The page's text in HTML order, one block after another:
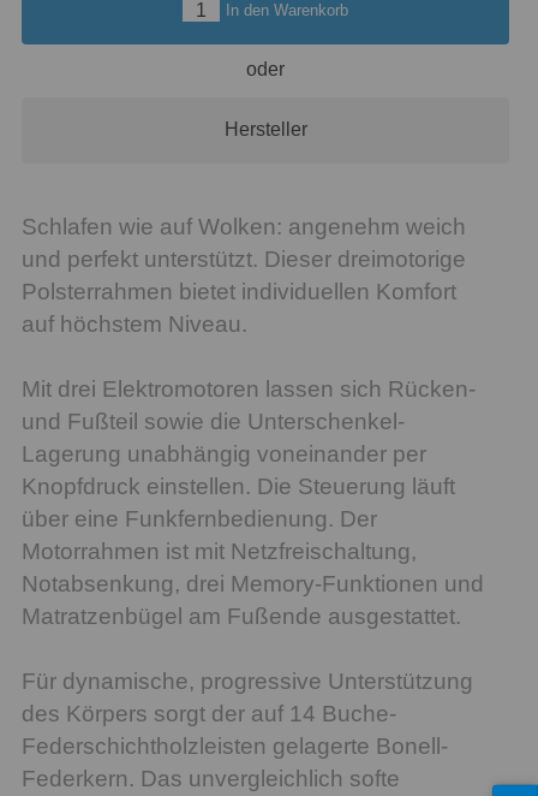
In den Warenkorb
oder
Hersteller
Schlafen wie auf Wolken: angenehm weich
und perfekt unterstützt. Dieser dreimotorige
Polsterrahmen bietet individuellen Komfort
auf höchstem Niveau.
Mit drei Elektromotoren lassen sich Rücken-
und Fußteil sowie die Unterschenkel-
Lagerung unabhängig voneinander per
Knopfdruck einstellen. Die Steuerung läuft
über eine Funkfernbedienung. Der
Motorrahmen ist mit Netzfreischaltung,
Notabsenkung, drei Memory-Funktionen und
Matratzenbügel am Fußende ausgestattet.
Für dynamische, progressive Unterstützung
des Körpers sorgt der auf 14 Buche-
Federschichtholzleisten gelagerte Bonell-
Federkern. Das unvergleichlich softe